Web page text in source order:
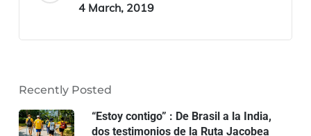
4 March, 2019
Recently Posted
“Estoy contigo” : De Brasil a la India,
dos testimonios de la Ruta Jacobea